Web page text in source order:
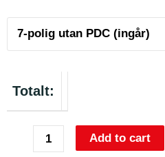
Totalt:
Add to cart